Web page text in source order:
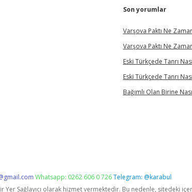
Son yorumlar
Varşova Paktı Ne
Varşova Paktı Ne
Eski Türkçede Tanrı
Eski Türkçede Tanrı
Bağımlı Olan Birine
Whatsapp: 0262 606 0 726Telegram: @karabul
Yer Sağlayıcı olarak hizmet vermektedir. Bu nedenle, sitedeki